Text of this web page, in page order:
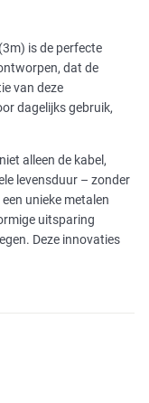
is de perfecte
dat de
van deze
dagelijks gebruik,
alleen de kabel,
levensduur – zonder
unieke metalen
uitsparing
Deze innovaties